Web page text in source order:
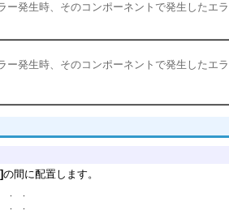
ー発生時、そのコンポーネントで発生したエ
ー発生時、そのコンポーネントで発生したエ
の間に配置します。